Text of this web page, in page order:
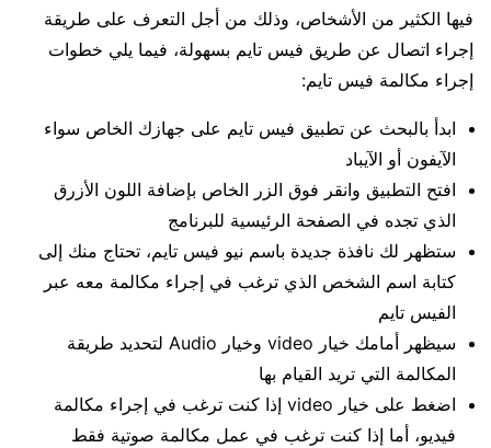
فيها الكثير من الأشخاص، وذلك من أجل التعرف على طريقة
إجراء اتصال عن طريق فيس تايم بسهولة، فيما يلي خطوات
إجراء مكالمة فيس تايم:
ابدأ بالبحث عن تطبيق فيس تايم على جهازك الخاص سواء
الآيفون أو الآيباد
افتح التطبيق وانقر فوق الزر الخاص بإضافة اللون الأزرق
الذي تجده في الصفحة الرئيسية للبرنامج
ستظهر لك نافذة جديدة باسم نيو فيس تايم، تحتاج منك إلى
كتابة اسم الشخص الذي ترغب في إجراء مكالمة معه عبر
الفيس تايم
سيظهر أمامك خيار video وخيار Audio لتحديد طريقة
المكالمة التي تريد القيام بها
اضغط على خيار video إذا كنت ترغب في إجراء مكالمة
فيديو، أما إذا كنت ترغب في عمل مكالمة صوتية فقط